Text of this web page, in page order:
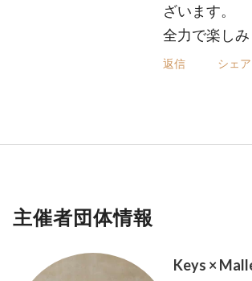
ざいます。
全力で楽しみ
返信 シェア
主催者団体情報
Keys ×